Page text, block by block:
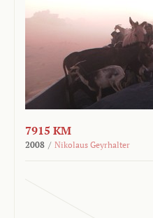
7915 KM
2008 / Nikolaus Geyrhalter